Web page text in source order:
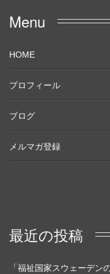
Menu
HOME
プロフィール
ブログ
メルマガ登録
最近の投稿
「福祉国家スウェーデ